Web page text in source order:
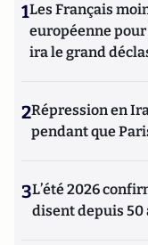
1Les Français
européenne
ira le grand
2Répression en
pendant que
3L’été 2026
disent depuis 50